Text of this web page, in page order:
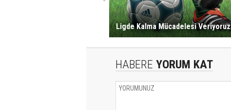
Ligde Kalma Mücadelesi Veriyoruz
HABERE YORUM KAT